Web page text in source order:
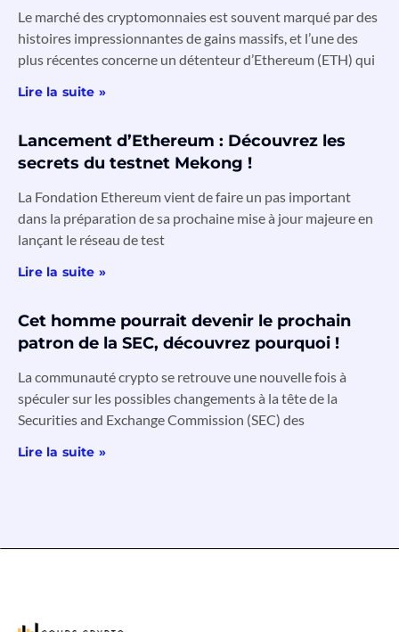
Le marché des cryptomonnaies est souvent marqué par des
histoires impressionnantes de gains massifs, et l’une des
plus récentes concerne un détenteur d’Ethereum (ETH) qui
Lire la suite »
Lancement d’Ethereum : Découvrez les
secrets du testnet Mekong !
La Fondation Ethereum vient de faire un pas important
dans la préparation de sa prochaine mise à jour majeure en
lançant le réseau de test
Lire la suite »
Cet homme pourrait devenir le prochain
patron de la SEC, découvrez pourquoi !
La communauté crypto se retrouve une nouvelle fois à
spéculer sur les possibles changements à la tête de la
Securities and Exchange Commission (SEC) des
Lire la suite »